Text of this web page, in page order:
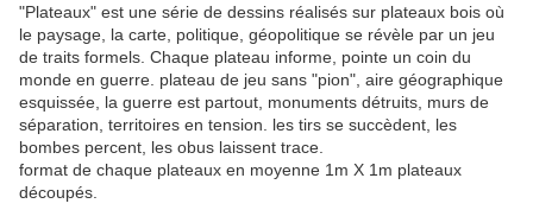
"Plateaux" est une série de dessins réalisés sur plateaux bois où
le paysage, la carte, politique, géopolitique se révèle par un jeu
de traits formels. Chaque plateau informe, pointe un coin du
monde en guerre. plateau de jeu sans "pion", aire géographique
esquissée, la guerre est partout, monuments détruits, murs de
séparation, territoires en tension. les tirs se succèdent, les
bombes percent, les obus laissent trace.
format de chaque plateaux en moyenne 1m X 1m plateaux
découpés.